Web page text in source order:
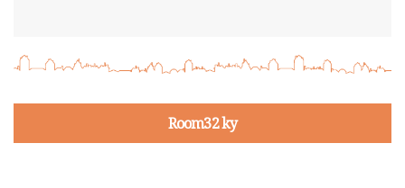
Room32 ky